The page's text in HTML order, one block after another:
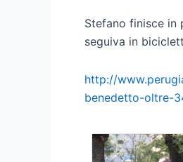
Stefano finisce in
seguiva in
http://
benedetto-oltre-